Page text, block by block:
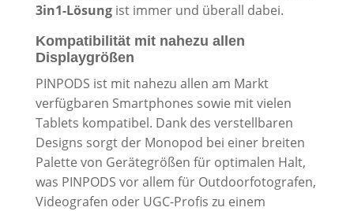
3in1-Lösungist immer und überall dabei.
Kompatibilität mit nahezu allen
Displaygrößen
PINPODS ist mit nahezu allen am Markt
verfügbaren Smartphones sowie mit vielen
Tablets kompatibel. Dank des verstellbaren
Designs sorgt der Monopod bei einer breiten
Palette von Gerätegrößen für optimalen Halt,
was PINPODS vor allem für Outdoorfotografen,
Videografen oder UGC-Profis zu einem